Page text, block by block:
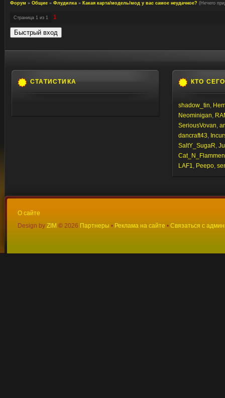
Форум » Общие » Флудилка » Какая карта/модель/мод у вас самое неудачное? (Нечего
Страница 1 из 1 1
СТАТИСТИКА КТО
shadow_tin,
Neominigan,
SeriousVovan,
dancraft43,
SaltY_SugaR,
Cat_N_Flammen
LAF1, Peepo,
О сайте
Design by ZIM © 2026 Партнеры • Реклама на сайте • Связаться с